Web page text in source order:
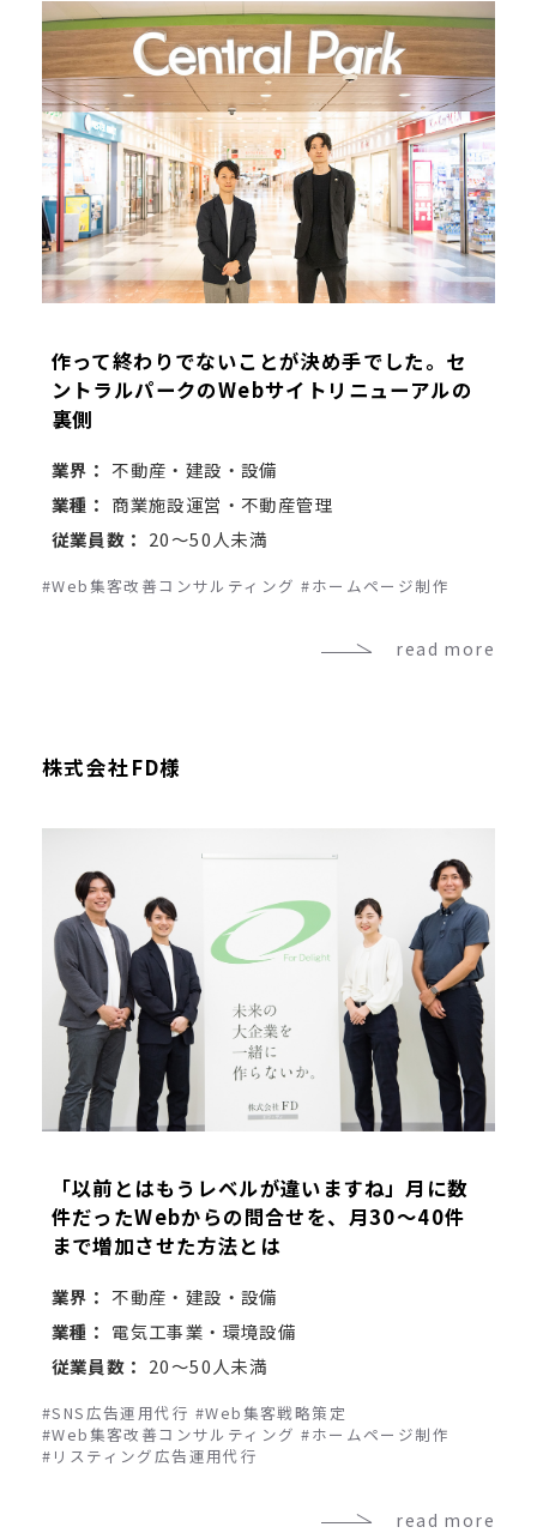
作って終わりでないことが決め手でした。セ
ントラルパークのWebサイトリニューアルの
裏側
業界： 不動産・建設・設備
業種： 商業施設運営・不動産管理
従業員数： 20～50人未満
#Web集客改善コンサルティング #ホームページ制作
read more
株式会社FD様
「以前とはもうレベルが違いますね」月に数
件だったWebからの問合せを、月30～40件
まで増加させた方法とは
業界： 不動産・建設・設備
業種： 電気工事業・環境設備
従業員数： 20～50人未満
#SNS広告運用代行 #Web集客戦略策定
#Web集客改善コンサルティング #ホームページ制作
#リスティング広告運用代行
read more